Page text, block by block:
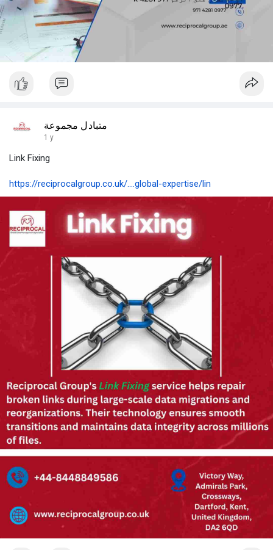
متبادل مجموعة
1 y
Link Fixing
https://reciprocalgroup.co.uk/....global-expertise/lin